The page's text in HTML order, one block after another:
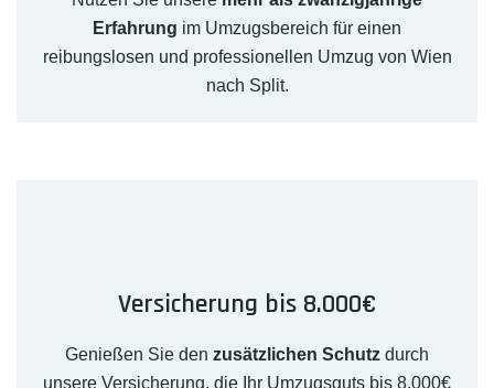
Erfahrung im Umzugsbereich für einen
reibungslosen und professionellen Umzug von Wien
nach Split.
Versicherung bis 8.000€
Genießen Sie den zusätzlichen Schutz durch
unsere Versicherung, die Ihr Umzugsguts bis 8.000€